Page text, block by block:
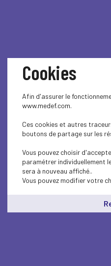
Cookies
Afin d'assurer le
www.medef.com.
Ces cookies et autres
boutons de partage sur les
Vous pouvez choisir
paramétrer individuellement
sera à nouveau affiché..
Vous pouvez modifier votre